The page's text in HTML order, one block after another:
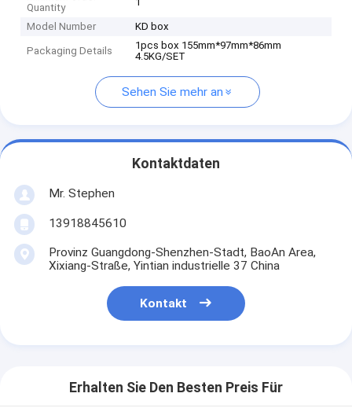
Quantity
Model Number KD box
Packaging Details
1pcs box 155mm*97mm*86mm
4.5KG/SET
Sehen Sie mehr an
Kontaktdaten
Mr. Stephen
13918845610
Provinz Guangdong-Shenzhen-Stadt, BaoAn Area,
Xixiang-Straße, Yintian industrielle 37 China
Kontakt
Erhalten Sie Den Besten Preis Für